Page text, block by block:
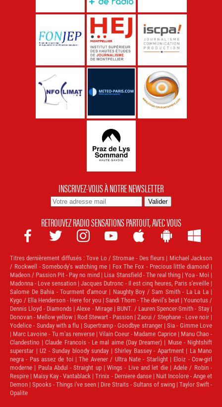
INSCRIVEZ-VOUS À NOTRE NEWSLETTER
RETROUVEZ RADIO SENSATIONS PARTOUT, AVEC VOUS
      
Titres dernièrement diffusés :Tove Lo / Stromae - Des fleurs | Michael Jackson
/ Rockwell - Somebody's watching me | Fox The Fox - Precious little diamond |
Madeon / Passion Pit - Pay no mind | Lisa Stansfield - The real thing | Yoa - Moi |
Madonna - Love sensation | Jacques Dutronc - Il est cinq heures, Paris s'eveille |
Salome De Bahia - Tourment d'amour | Naughty Boy / Sam Smith - La La La |
Kygo / Ella Henderson - Here for you | Sandi Thom - The devil's beat | Younotus /
Dennis Lloyd - Diamonds | Alexe - Mirage | BUNT. / Lauren Spencer-Smith - Stay |
Donovan - Mellow yellow | Rod Stewart - Passion | Zaoui / Stephane - Love noir |
Yodelice - Sunday with a flu | Supertramp - Goodbye stranger | Sia - Gimme Love
| Marc Lavoine - Tu m'as renverse | Vilain Coeur - Madame Caprice | Manu Chao -
Clandestino | Claude Francois - Le mal aime (Day Dreamer) | Muse - Nightshift
superstar | U2 - Sunday bloody sunday | Shirley Bassey - Apartment | La Mano
negra - Pas assez de toi | The Avener / Ultra Nate - Starlight | Eloiz - Cow-girl
moderne | Paula Abdul - Straight up | Wings - Live and let die | Adele / Robin -
Respire | Maisy Kay - Vantablack | Trinix - Derniere danse | Nuit Incolore - Ange et
Demon | Spooks - Things i've seen | Dire Straits - Sultans of swing | Taylor Swift -
Opalite